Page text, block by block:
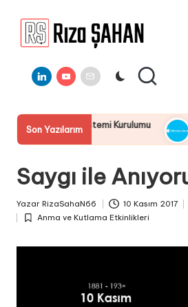
a
Ş
A
H
A
N
Bilgi
Paylaşım
LinkedinYoutube
E-
Mail
Son Yazılarım
İşletim Sistemi Kurulumu
19
Saygı ile
by
Yazar RizaSahaN66 10 Kasım 2017
Posted
Anma ve Kutlama Etkinlikleri